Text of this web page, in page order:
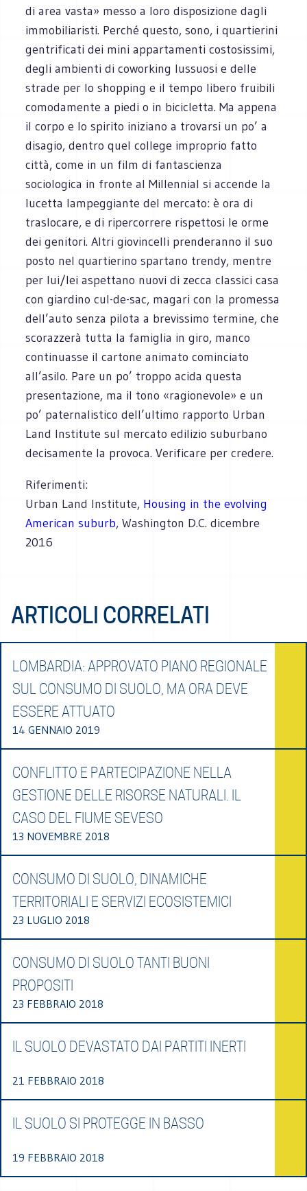
di area vasta» messo a loro disposizione dagli
immobiliaristi. Perché questo, sono, i quartierini
gentrificati dei mini appartamenti costosissimi,
degli ambienti di coworking lussuosi e delle
strade per lo shopping e il tempo libero fruibili
comodamente a piedi o in bicicletta. Ma appena
il corpo e lo spirito iniziano a trovarsi un po’ a
disagio, dentro quel college improprio fatto
città, come in un film di fantascienza
sociologica in fronte al Millennial si accende la
lucetta lampeggiante del mercato: è ora di
traslocare, e di ripercorrere rispettosi le orme
dei genitori. Altri giovincelli prenderanno il suo
posto nel quartierino spartano trendy, mentre
per lui/lei aspettano nuovi di zecca classici casa
con giardino cul-de-sac, magari con la promessa
dell’auto senza pilota a brevissimo termine, che
scorazzerà tutta la famiglia in giro, manco
continuasse il cartone animato cominciato
all’asilo. Pare un po’ troppo acida questa
presentazione, ma il tono «ragionevole» e un
po’ paternalistico dell’ultimo rapporto Urban
Land Institute sul mercato edilizio suburbano
decisamente la provoca. Verificare per credere.
Riferimenti:
Urban Land Institute, Housing in the evolving
American suburb, Washington D.C. dicembre
2016
ARTICOLI CORRELATI
LOMBARDIA: APPROVATO PIANO REGIONALE
SUL CONSUMO DI SUOLO, MA ORA DEVE
ESSERE ATTUATO
14 GENNAIO 2019
CONFLITTO E PARTECIPAZIONE NELLA
GESTIONE DELLE RISORSE NATURALI. IL
CASO DEL FIUME SEVESO
13 NOVEMBRE 2018
CONSUMO DI SUOLO, DINAMICHE
TERRITORIALI E SERVIZI ECOSISTEMICI
23 LUGLIO 2018
CONSUMO DI SUOLO TANTI BUONI
PROPOSITI
23 FEBBRAIO 2018
IL SUOLO DEVASTATO DAI PARTITI INERTI
21 FEBBRAIO 2018
IL SUOLO SI PROTEGGE IN BASSO
19 FEBBRAIO 2018